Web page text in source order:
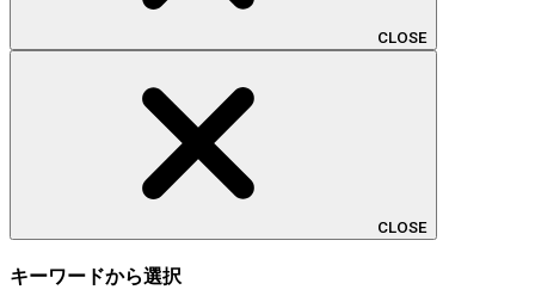
CLOSE
CLOSE
キーワードから選択